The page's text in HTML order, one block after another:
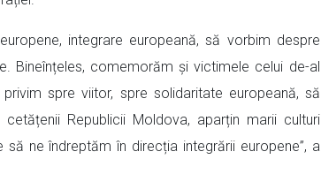
integrare europeană, să vorbim despre
Bineînțeles, comemorăm și victimele celui de-al
spre viitor, spre solidaritate europeană, să
Republicii Moldova, aparțin marii culturi
ne îndreptăm în direcția integrării europene”, a